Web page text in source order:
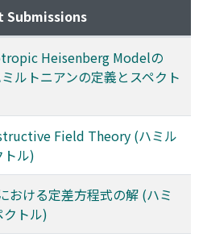
Submissions
Heisenberg Modelの
ルトニアンの定義とスペクト
Field Theory (ハミル
トル)
おける定差方程式の解 (ハミ
クトル)